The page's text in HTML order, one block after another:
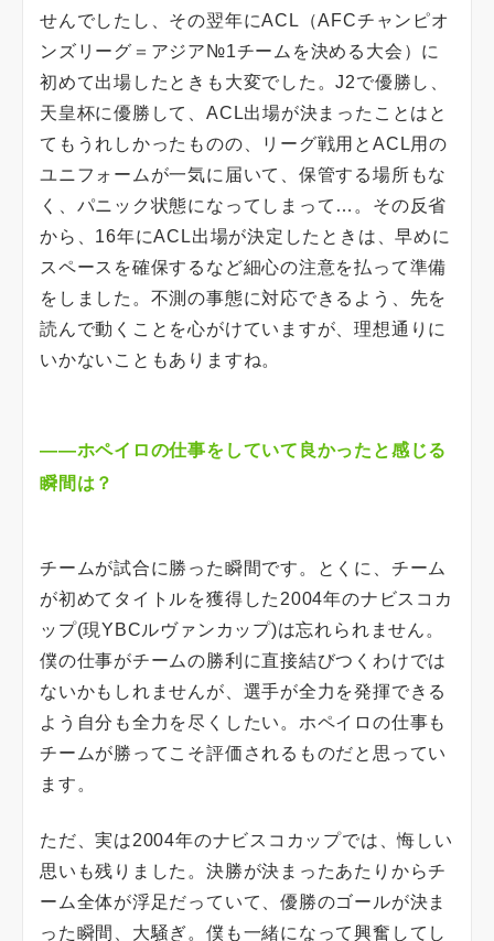
せんでしたし、その翌年にACL（AFCチャンピオ
ンズリーグ＝アジア№1チームを決める大会）に
初めて出場したときも大変でした。J2で優勝し、
天皇杯に優勝して、ACL出場が決まったことはと
てもうれしかったものの、リーグ戦用とACL用の
ユニフォームが一気に届いて、保管する場所もな
く、パニック状態になってしまって…。その反省
から、16年にACL出場が決定したときは、早めに
スペースを確保するなど細心の注意を払って準備
をしました。不測の事態に対応できるよう、先を
読んで動くことを心がけていますが、理想通りに
いかないこともありますね。
――ホペイロの仕事をしていて良かったと感じる
瞬間は？
チームが試合に勝った瞬間です。とくに、チーム
が初めてタイトルを獲得した2004年のナビスコカ
ップ(現YBCルヴァンカップ)は忘れられません。
僕の仕事がチームの勝利に直接結びつくわけでは
ないかもしれませんが、選手が全力を発揮できる
よう自分も全力を尽くしたい。ホペイロの仕事も
チームが勝ってこそ評価されるものだと思ってい
ます。
ただ、実は2004年のナビスコカップでは、悔しい
思いも残りました。決勝が決まったあたりからチ
ーム全体が浮足だっていて、優勝のゴールが決ま
った瞬間、大騒ぎ。僕も一緒になって興奮してし